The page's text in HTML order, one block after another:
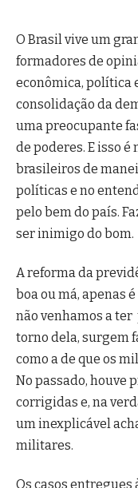
O Brasil vive um
formadores de
econômica, política
consolidação da
uma preocupante
de poderes. E isso
brasileiros de
políticas e no
pelo bem do país.
ser inimigo do bom.
A reforma da
boa ou má, apenas
não venhamos a
torno dela, surgem
como a de que os
No passado, houve
corrigidas e, na
um inexplicável
militares.
Os casos